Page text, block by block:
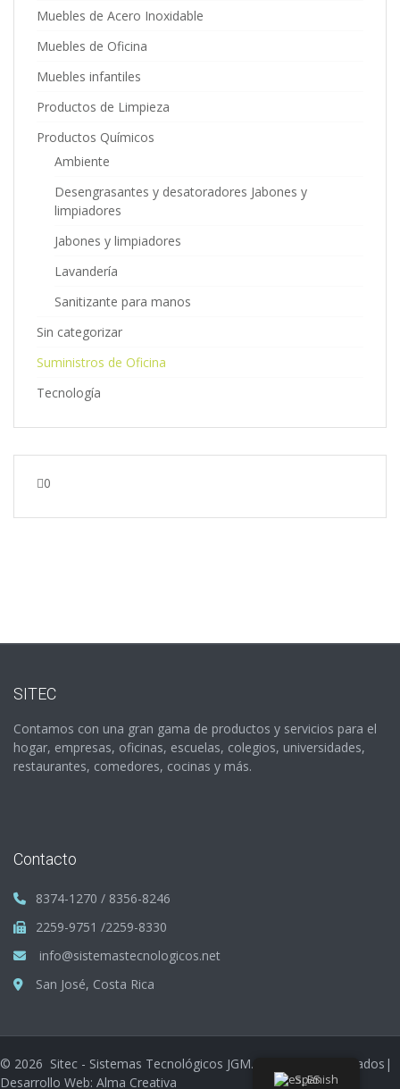
Muebles de Acero Inoxidable
Muebles de Oficina
Muebles infantiles
Productos de Limpieza
Productos Químicos
Ambiente
Desengrasantes y desatoradores Jabones y
limpiadores
Jabones y limpiadores
Lavandería
Sanitizante para manos
Sin categorizar
Suministros de Oficina
Tecnología
0
SITEC
Contamos con una gran gama de productos y servicios para el
hogar, empresas, oficinas, escuelas, colegios, universidades,
restaurantes, comedores, cocinas y más.
Contacto
8374-1270 / 8356-8246
2259-9751 /2259-8330
info@sistemastecnologicos.net
San José, Costa Rica
© 2026 Sitec - Sistemas Tecnológicos JGM. Derechos Reservados|
Desarrollo Web: Alma Creativa
Spanish